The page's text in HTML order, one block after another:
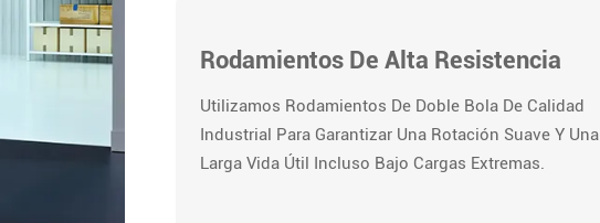
Rodamientos De Alta Resistencia
Utilizamos Rodamientos De Doble Bola De Calidad
Industrial Para Garantizar Una Rotación Suave Y Una
Larga Vida Útil Incluso Bajo Cargas Extremas.